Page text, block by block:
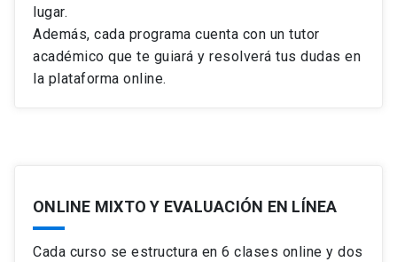
lugar.
Además, cada programa cuenta con un tutor
académico que te guiará y resolverá tus dudas en
la plataforma online.
ONLINE MIXTO Y EVALUACIÓN EN LÍNEA
Cada curso se estructura en 6 clases online y dos